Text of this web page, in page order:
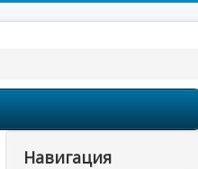
Навигация